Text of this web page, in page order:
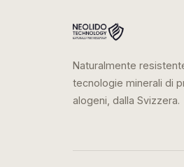
Naturalmente
tecnologie minerali di
alogeni, dalla Svizzera.